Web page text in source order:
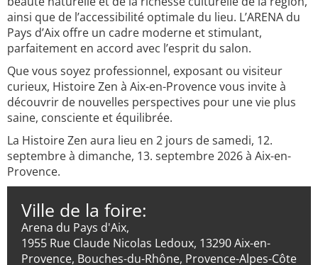
ainsi que de l’accessibilité optimale du lieu. L’ARENA du
Pays d’Aix offre un cadre moderne et stimulant,
parfaitement en accord avec l’esprit du salon.
Que vous soyez professionnel, exposant ou visiteur
curieux, Histoire Zen à Aix-en-Provence vous invite à
découvrir de nouvelles perspectives pour une vie plus
saine, consciente et équilibrée.
La Histoire Zen aura lieu en 2 jours de samedi, 12.
septembre à dimanche, 13. septembre 2026 à Aix-en-
Provence.
Ville de la foire:
Arena du Pays d'Aix,
1955 Rue Claude Nicolas Ledoux, 13290 Aix-en-
Provence, Bouches-du-Rhône, Provence-Alpes-Côte